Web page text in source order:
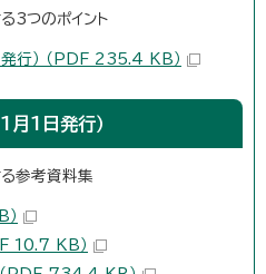
3つのポイント
行） （PDF 235.4 KB）
1日発行）
参考資料集
10.7 KB）